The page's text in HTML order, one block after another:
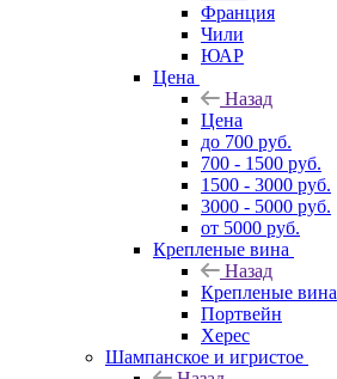
Франция
Чили
ЮАР
Цена
Назад
Цена
до 700 руб.
700 - 1500 руб.
1500 - 3000 руб.
3000 - 5000 руб.
от 5000 руб.
Крепленые вина
Назад
Крепленые вина
Портвейн
Херес
Шампанское и игристое